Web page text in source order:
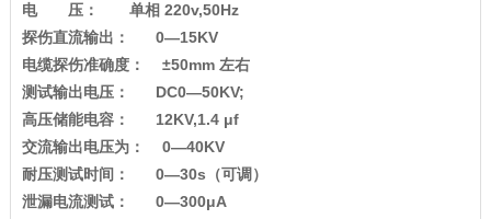
电 压： 单相 220v,50Hz
探伤直流输出： 0—15KV
电缆探伤准确度： ±50mm 左右
测试输出电压： DC0—50KV;
高压储能电容： 12KV,1.4 μf
交流输出电压为： 0—40KV
耐压测试时间： 0—30s（可调）
泄漏电流测试： 0—300μA